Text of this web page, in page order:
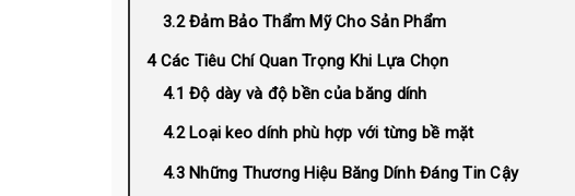
Đảm Bảo Thẩm Mỹ Cho Sản Phẩm
Các Tiêu Chí Quan Trọng Khi Lựa Chọn
Độ dày và độ bền của băng dính
Loại keo dính phù hợp với từng bề mặt
Những Thương Hiệu Băng Dính Đáng Tin Cậy